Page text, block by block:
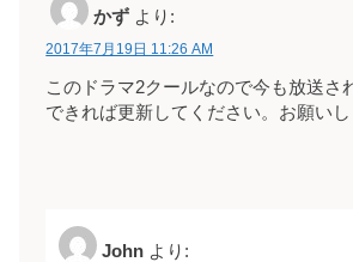
かず より:
2017年7月19日 11:26 AM
このドラマ2クールなので今も放送さ
できれば更新してください。お願いし
John より: